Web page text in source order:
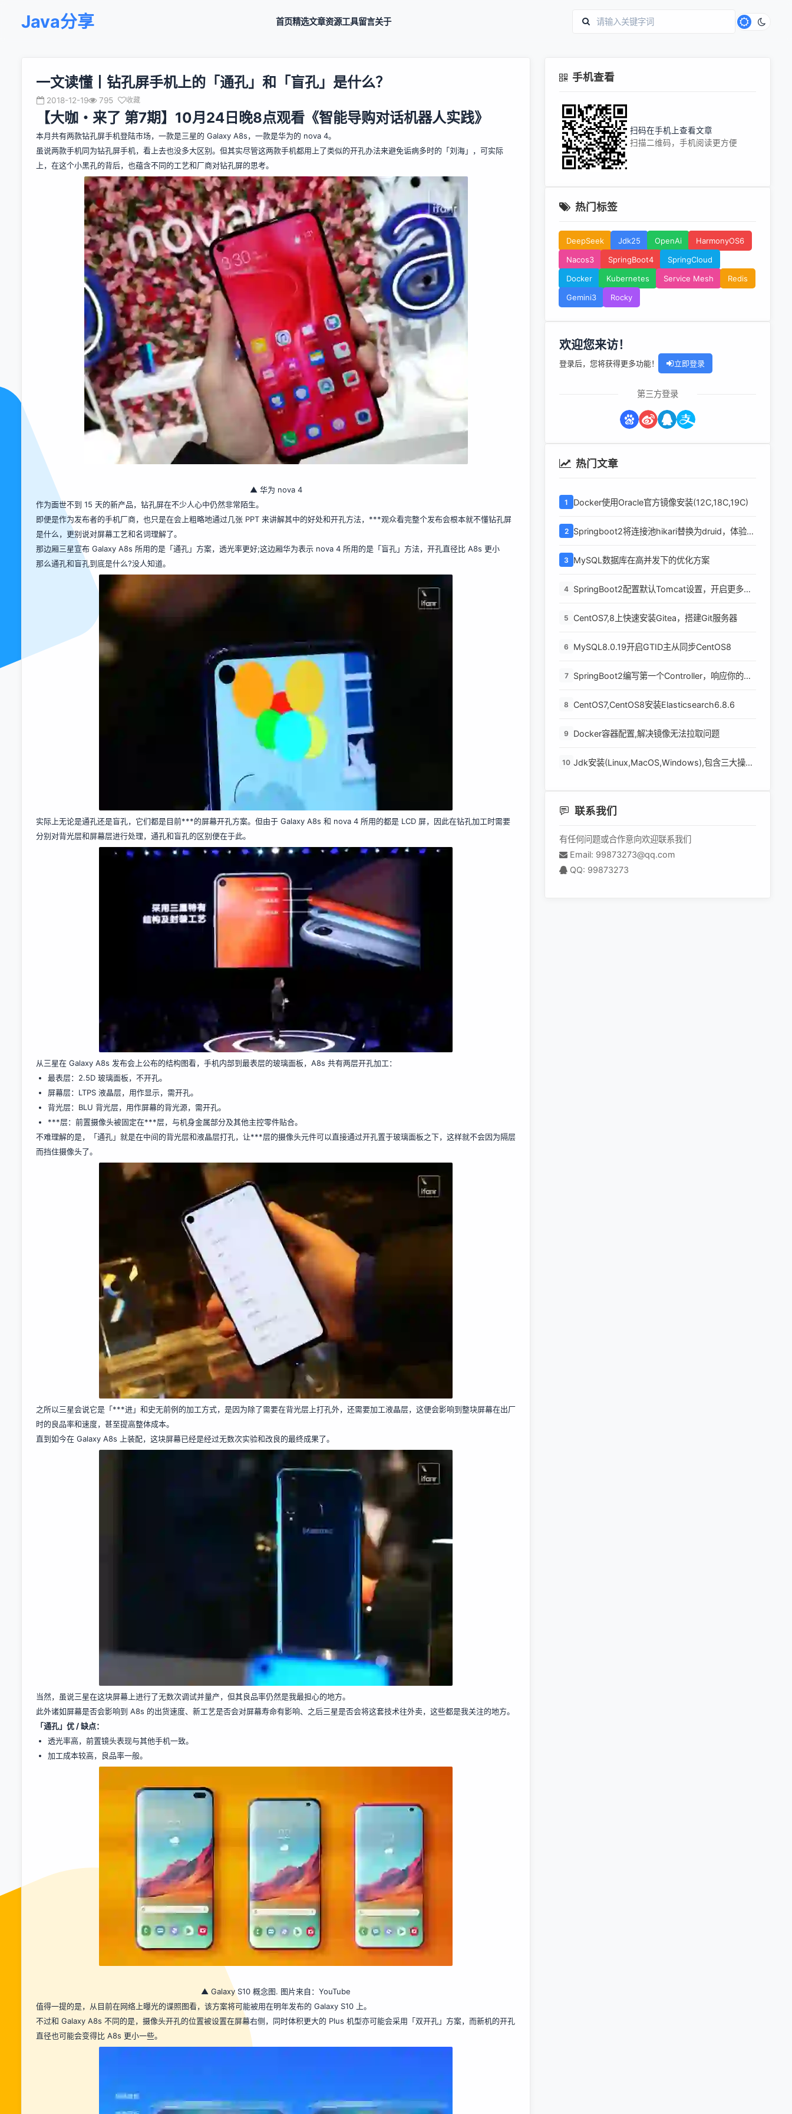
Java分享 首页精选文章资源工具留言关于
一文读懂丨钻孔屏手机上的「通孔」和「盲孔」是什么？
2018-12-19 795 收藏
【大咖・来了 第7期】10月24日晚8点观看《智能导购对话机器人实践》
本月共有两款钻孔屏手机登陆市场，一款是三星的 Galaxy A8s，一款是华为的 nova 4。
虽说两款手机同为钻孔屏手机，看上去也没多大区别。但其实尽管这两款手机都用上了类似的开孔办法来避免诟病多时的「刘海」，可实际
上，在这个小黑孔的背后，也蕴含不同的工艺和厂商对钻孔屏的思考。
▲ 华为 nova 4
作为面世不到 15 天的新产品，钻孔屏在不少人心中仍然非常陌生。
即便是作为发布者的手机厂商，也只是在会上粗略地通过几张 PPT 来讲解其中的好处和开孔方法，***观众看完整个发布会根本就不懂钻孔屏
是什么，更别说对屏幕工艺和名词理解了。
那边厢三星宣布 Galaxy A8s 所用的是「通孔」方案，透光率更好;这边厢华为表示 nova 4 所用的是「盲孔」方法，开孔直径比 A8s 更小
那么通孔和盲孔到底是什么?没人知道。
实际上无论是通孔还是盲孔，它们都是目前***的屏幕开孔方案。但由于 Galaxy A8s 和 nova 4 所用的都是 LCD 屏，因此在钻孔加工时需要
分别对背光层和屏幕层进行处理，通孔和盲孔的区别便在于此。
从三星在 Galaxy A8s 发布会上公布的结构图看，手机内部到最表层的玻璃面板，A8s 共有两层开孔加工：
最表层：2.5D 玻璃面板，不开孔。
屏幕层：LTPS 液晶层，用作显示，需开孔。
背光层：BLU 背光层，用作屏幕的背光源，需开孔。
***层：前置摄像头被固定在***层，与机身金属部分及其他主控零件贴合。
不难理解的是，「通孔」就是在中间的背光层和液晶层打孔，让***层的摄像头元件可以直接通过开孔置于玻璃面板之下，这样就不会因为隔层
而挡住摄像头了。
之所以三星会说它是「***进」和史无前例的加工方式，是因为除了需要在背光层上打孔外，还需要加工液晶层，这便会影响到整块屏幕在出厂
时的良品率和速度，甚至提高整体成本。
直到如今在 Galaxy A8s 上装配，这块屏幕已经是经过无数次实验和改良的最终成果了。
当然，虽说三星在这块屏幕上进行了无数次调试并量产，但其良品率仍然是我最担心的地方。
此外诸如屏幕是否会影响到 A8s 的出货速度、新工艺是否会对屏幕寿命有影响、之后三星是否会将这套技术往外卖，这些都是我关注的地方。
「通孔」优 / 缺点：
透光率高，前置镜头表现与其他手机一致。
加工成本较高，良品率一般。
▲ Galaxy S10 概念图. 图片来自：YouTube
值得一提的是，从目前在网络上曝光的谍照图看，该方案将可能被用在明年发布的 Galaxy S10 上。
不过和 Galaxy A8s 不同的是，摄像头开孔的位置被设置在屏幕右侧，同时体积更大的 Plus 机型亦可能会采用「双开孔」方案，而新机的开孔
直径也可能会变得比 A8s 更小一些。
手机查看
扫码在手机上查看文章
扫描二维码，手机阅读更方便
热门标签
DeepSeek Jdk25 OpenAi
HarmonyOS6
Nacos3
SpringBoot4
SpringCloud
Docker
Kubernetes Service Mesh
Redis
Gemini3
Rocky
欢迎您来访！
登录后，您将获得更多功能！ 立即登录
第三方登录
热门文章
1 Docker使用Oracle官方镜像安装(12C,18C,19C)
2
Springboot2将连接池hikari替换为druid，体验最
3 MySQL数据库在高并发下的优化方案
4 SpringBoot2配置默认Tomcat设置，开启更多高
5 CentOS7,8上快速安装Gitea，搭建Git服务器
6 MySQL8.0.19开启GTID主从同步CentOS8
7
SpringBoot2编写第一个Controller，响应你的
8 CentOS7,CentOS8安装Elasticsearch6.8.6
9 Docker容器配置,解决镜像无法拉取问题
10 Jdk安装(Linux,MacOS,Windows),包含三大操作
联系我们
有任何问题或合作意向欢迎联系我们
Email: 99873273@qq.com
QQ: 99873273